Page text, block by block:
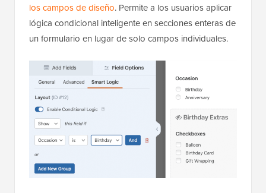
los campos de diseño. Permite a los usuarios aplicar
lógica condicional inteligente en secciones enteras de
un formulario en lugar de solo campos individuales.